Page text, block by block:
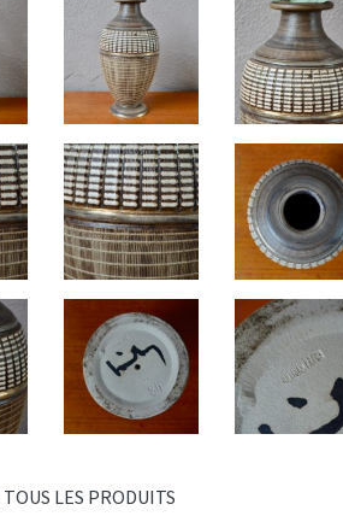
TOUS LES PRODUITS